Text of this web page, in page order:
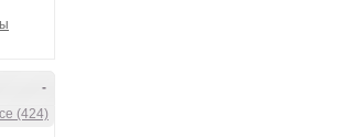
-
(424)